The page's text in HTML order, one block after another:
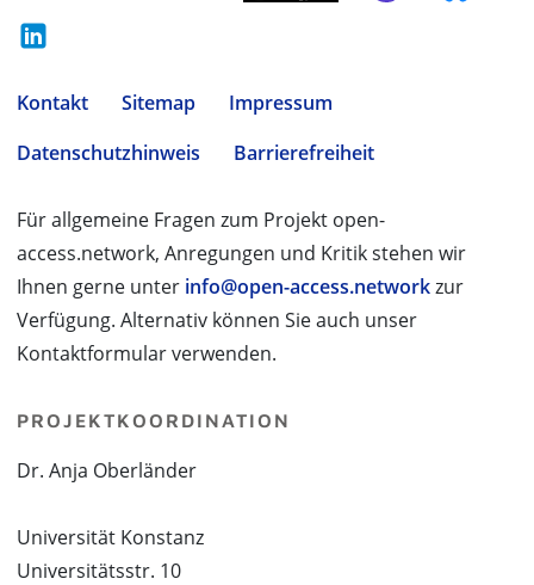
Kontakt Sitemap
Impressum
Datenschutzhinweis
Barrierefreiheit
Für allgemeine Fragen zum Projekt open-
access.network, Anregungen und Kritik stehen wir
Ihnen gerne unter info@open-access.networkzur
Verfügung. Alternativ können Sie auch unser
Kontaktformular verwenden.
PROJEKTKOORDINATION
Dr. Anja Oberländer
Universität Konstanz
Universitätsstr. 10